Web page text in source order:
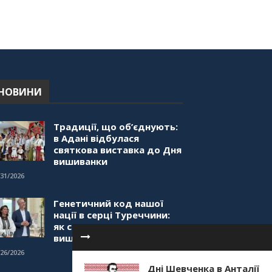
Дні Шевченка в Анталії
Традиції, що об’єднують:
в Адані відбулася
святкова виставка до Дня
вишиванки
2026
Генетичний код нашої
нації в серці Туреччини:
як святкували День
вишиванки в Анкарі
2026